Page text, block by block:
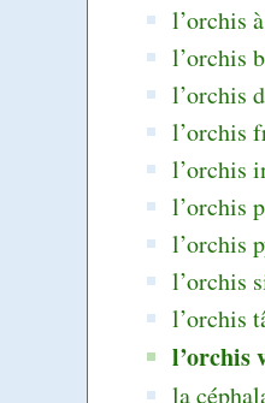
l’orchis
l’orchis
l’orchis
l’orchis
l’orchis
l’orchis
l’orchis
l’orchis
l’orchis
l’orchis
la